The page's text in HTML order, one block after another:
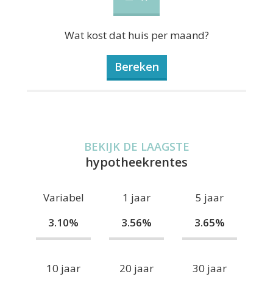
Wat kost dat huis per maand?
Bereken
BEKIJK DE LAAGSTE
hypotheekrentes
Variabel
3.10%
1 jaar
3.56%
5 jaar
3.65%
10 jaar
20 jaar
30 jaar